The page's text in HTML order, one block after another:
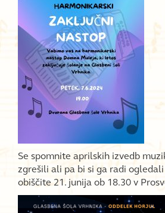
Se spomnite aprilskih izvedb
zgrešili ali pa bi si ga radi
obiščite 21. junija ob 18.30 v